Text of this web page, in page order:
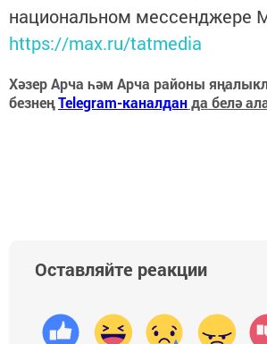
национальном мессенджере
https://max.ru/tatmedia
Хәзер Арча һәм Арча районы
безнеңTelegram-каналданда белә
Оставляйте реакции